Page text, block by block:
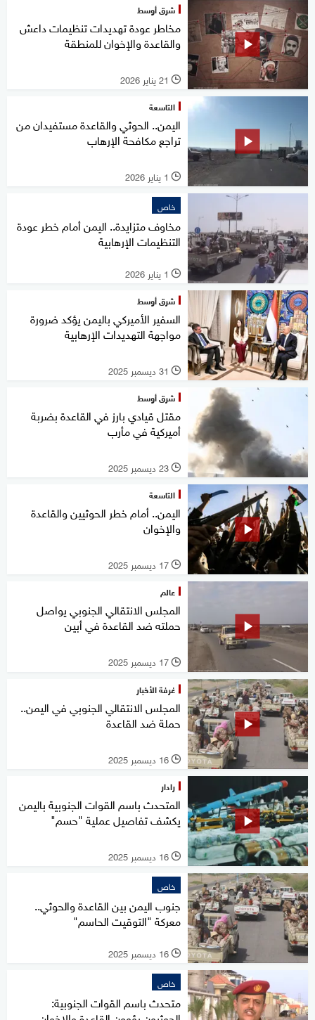
شرق أوسط
مخاطر عودة تهديدات تنظيمات داعش
والقاعدة والإخوان للمنطقة
l 21 يناير 2026
التاسعة
اليمن.. الحوثي والقاعدة مستفيدان من
تراجع مكافحة الإرهاب
l 1 يناير 2026
خاص
مخاوف متزايدة.. اليمن أمام خطر عودة
التنظيمات الإرهابية
l 1 يناير 2026
شرق أوسط
السفير الأميركي باليمن يؤكد ضرورة
مواجهة التهديدات الإرهابية
l 31 ديسمبر 2025
شرق أوسط
مقتل قيادي بارز في القاعدة بضربة
أميركية في مأرب
l 23 ديسمبر 2025
التاسعة
اليمن.. أمام خطر الحوثيين والقاعدة
والإخوان
l 17 ديسمبر 2025
عالم
المجلس الانتقالي الجنوبي يواصل
حملته ضد القاعدة في أبين
l 17 ديسمبر 2025
غرفة الأخبار
المجلس الانتقالي الجنوبي في اليمن..
حملة ضد القاعدة
l 16 ديسمبر 2025
رادار
المتحدث باسم القوات الجنوبية باليمن
يكشف تفاصيل عملية "حسم"
l 16 ديسمبر 2025
خاص
جنوب اليمن بين القاعدة والحوثي..
معركة "التوقيت الحاسم"
l 16 ديسمبر 2025
خاص
متحدث باسم القوات الجنوبية: